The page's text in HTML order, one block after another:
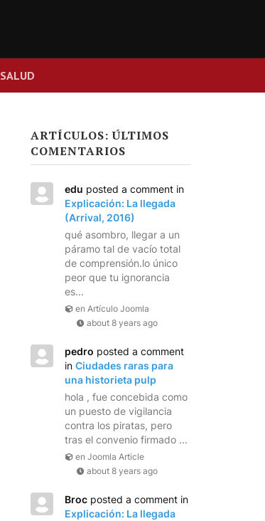
SALUD
ARTÍCULOS: ÚLTIMOS
COMENTARIOS
edu posted a comment in
Explicación: La llegada
(Arrival, 2016)
qué asombro, llegar a un
páramo tal de vacío total
de comprensión.lo único
peor que tu ignorancia
es...
en Artículo Joomla
about 8 years ago
pedro posted a comment
in Ciudades raras para
una historieta pulp
hola , fue concebida como
un puesto de vigilancia
contra los piratas, pero
tras el convenio firmado ...
en Joomla Article
about 8 years ago
Broc posted a comment in
Explicación: La llegada